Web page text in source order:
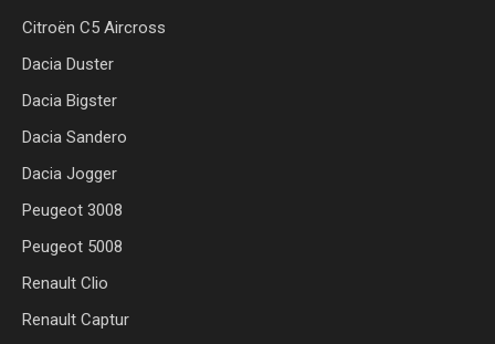
Citroën C5 Aircross
Dacia Duster
Dacia Bigster
Dacia Sandero
Dacia Jogger
Peugeot 3008
Peugeot 5008
Renault Clio
Renault Captur